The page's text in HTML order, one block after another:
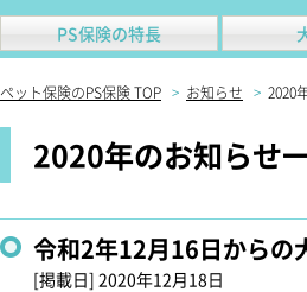
PS保険の特長
ペット保険のPS保険 TOP > お知らせ > 2020
2020年のお知らせ
令和2年12月16日からの
[掲載日] 2020年12月18日